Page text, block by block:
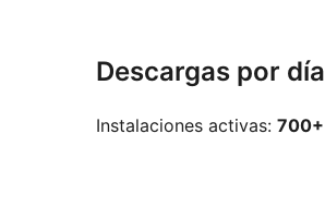
Descargas por día
Instalaciones activas: 700+